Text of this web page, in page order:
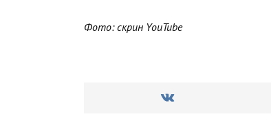
Фото: скрин YouTube